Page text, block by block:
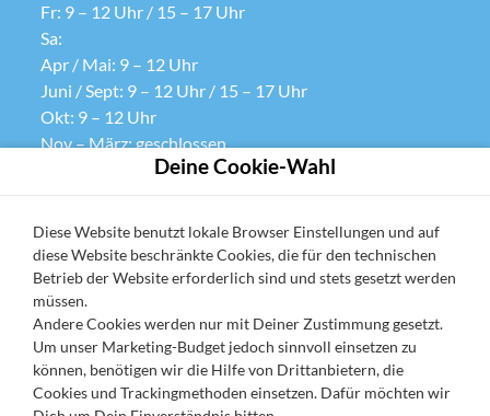
Fr: 9 – 12 Uhr / 15 – 17 Uhr
Sa:
Apr / Mai: 9 – 12 Uhr
Juni / Sept: 9 – 12 Uhr / 15 – 17 Uhr
Okt: 9 – 12 Uhr
Nov – März: geschlossen
So: geschlossen
Datenschutz
Cookie-Einstellungen
AGB
Impressum
URV widerrufen
Deine Cookie-Wahl
Diese Website benutzt lokale Browser Einstellungen und auf
diese Website beschränkte Cookies, die für den technischen
Betrieb der Website erforderlich sind und stets gesetzt werden
müssen.
Andere Cookies werden nur mit Deiner Zustimmung gesetzt.
Um unser Marketing-Budget jedoch sinnvoll einsetzen zu
können, benötigen wir die Hilfe von Drittanbietern, die
Cookies und Trackingmethoden einsetzen. Dafür möchten wir